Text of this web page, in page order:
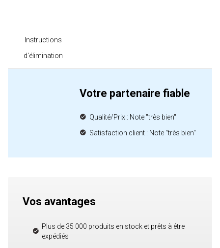
Instructions
d'élimination
Votre partenaire fiable
Qualité/Prix : Note "très bien"
Satisfaction client : Note "très bien"
Vos avantages
Plus de 35 000 produits en stock et prêts à être
expédiés